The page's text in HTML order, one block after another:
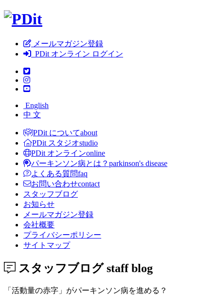
メールマガジン登録
PDit オンライン ログイン
English
中 文
PDit についてabout
PDit スタジオstudio
PDit オンラインonline
パーキンソン病とは？ parkinson's disease
よくある質問faq
お問い合わせcontact
スタッフブログ
お知らせ
メールマガジン登録
会社概要
プライバシーポリシー
サイトマップ
スタッフブログ staff blog
「活動量の赤字」がパーキンソン病を進める？